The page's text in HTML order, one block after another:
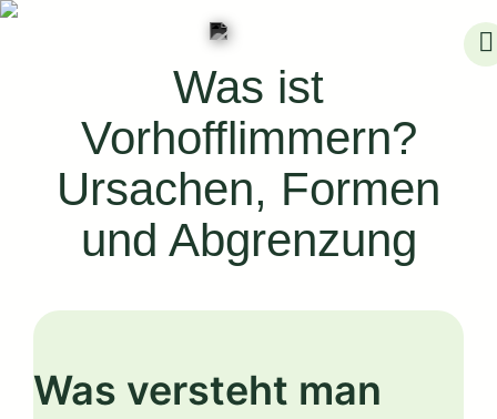
Skip
Was ist
Vorhofflimmern?
Ursachen, Formen
und Abgrenzung
Was versteht man